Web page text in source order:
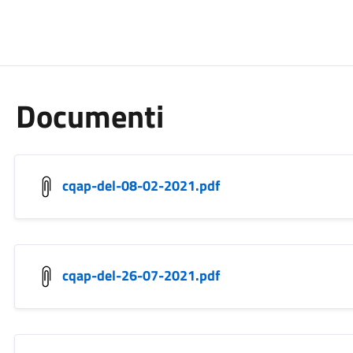
Documenti
cqap-del-08-02-2021.pdf
cqap-del-26-07-2021.pdf